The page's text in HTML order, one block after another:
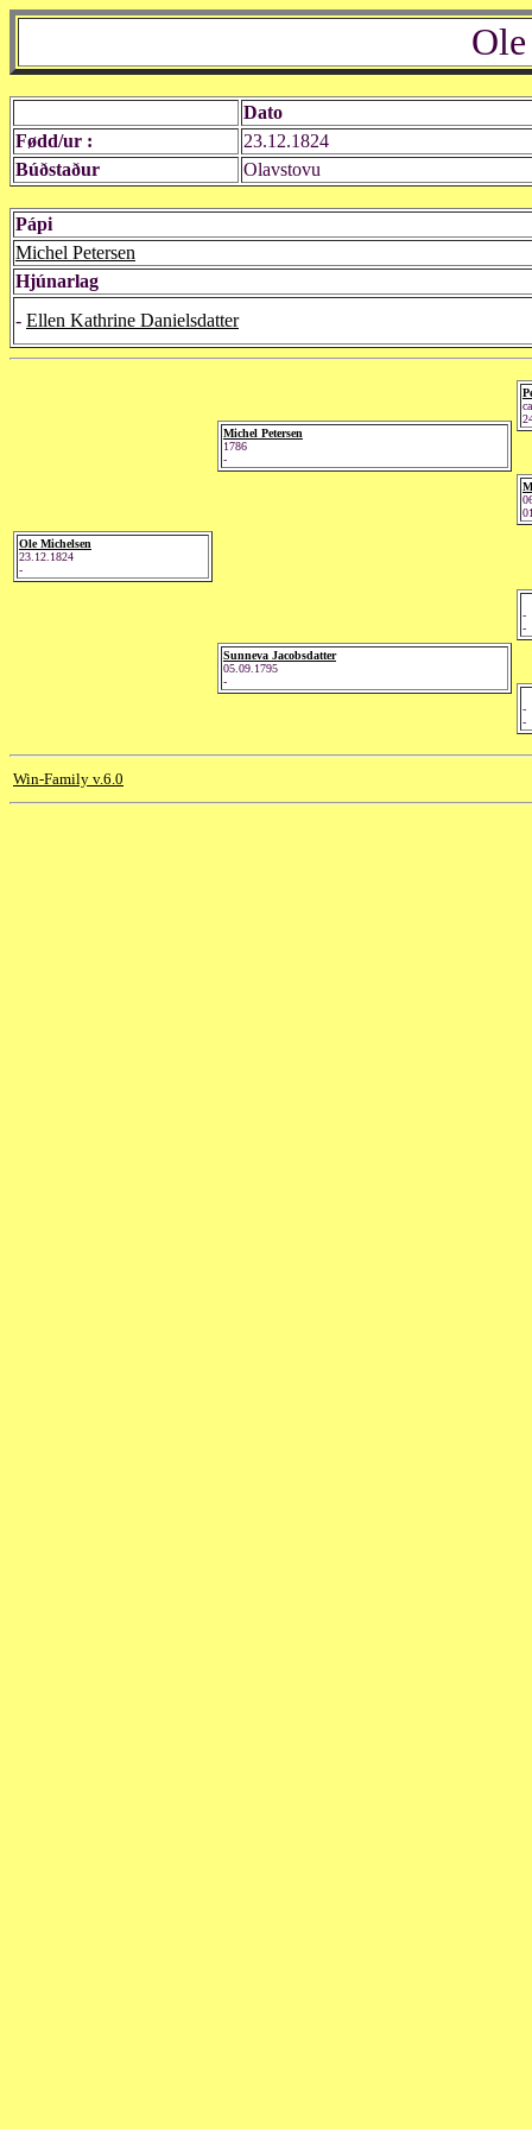
Dato
Fødd/ur :
23.12.1824
Búðstaður
Olavstovu
Pápi
Michel Petersen
Hjúnarlag
- Ellen Kathrine Danielsdatter
Ole Michelsen
23.12.1824
-
Michel Petersen
1786
-
Sunneva Jacobsdatter
05.09.1795
-
-
-
-
-
Win-Family v.6.0